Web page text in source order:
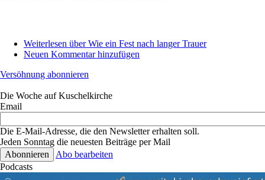
Weiterlesen über Wie ein Fest nach langer Trauer
Neuen Kommentar hinzufügen
Versöhnung abonnieren
Die Woche auf Kuschelkirche
Email
Die E-Mail-Adresse, die den Newsletter erhalten soll.
Jeden Sonntag die neuesten Beiträge per Mail
Abo bearbeiten
Podcasts